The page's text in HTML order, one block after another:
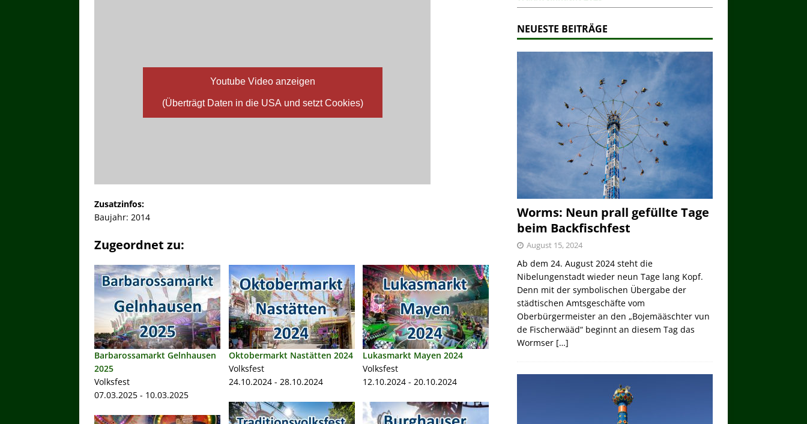
Youtube Video anzeigen
(Überträgt Daten in die USA und setzt Cookies)
Zusatzinfos:
Baujahr: 2014
Zugeordnet zu:
Barbarossamarkt Gelnhausen
2025
Volksfest
07.03.2025 - 10.03.2025
Oktobermarkt Nastätten 2024
Volksfest
24.10.2024 - 28.10.2024
Lukasmarkt Mayen 2024
Volksfest
12.10.2024 - 20.10.2024
NEUESTE BEITRÄGE
Worms: Neun prall gefüllte Tage
beim Backfischfest
August 15, 2024
Ab dem 24. August 2024 steht die
Nibelungenstadt wieder neun Tage lang Kopf.
Denn mit der symbolischen Übergabe der
städtischen Amtsgeschäfte vom
Oberbürgermeister an den „Bojemääschter vun
de Fischerwääd“ beginnt an diesem Tag das
Wormser […]